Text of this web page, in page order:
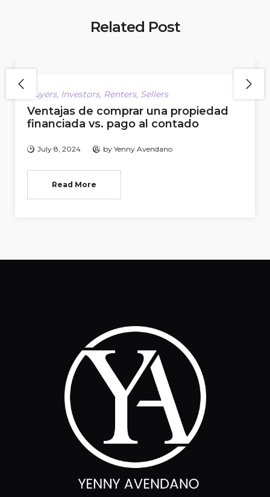
Related Post
Buyers, Investors, Renters, Sellers
Ventajas de comprar una propiedad
financiada vs. pago al contado
July 8, 2024 by Yenny Avendano
Read More